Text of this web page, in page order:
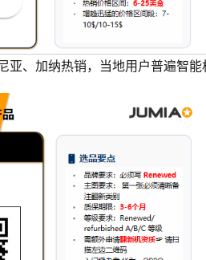
、加纳热销，当地用户普遍智能